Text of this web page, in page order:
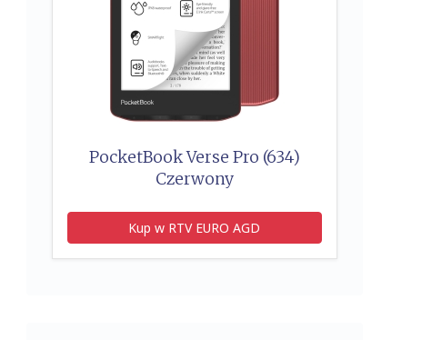
PocketBook Verse Pro (634)
Czerwony
Kup w RTV EURO AGD